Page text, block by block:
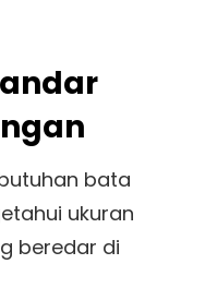
bata
ukuran
beredar di